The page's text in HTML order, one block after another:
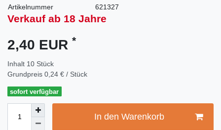
Artikelnummer
621327
Verkauf ab 18 Jahre
2,40 EUR *
Inhalt 10 Stück
Grundpreis 0,24 € / Stück
sofort verfügbar
In den Warenkorb